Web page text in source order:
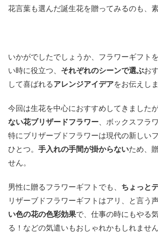
花言葉も選んだ誕生花を贈ってみるのも、
いかがでしたでしょうか、フラワーギフト
い時に役立つ、 それぞれのシーンで選ぶお
して喜ばれるアレンジアイデアをお伝えし
今回は生花を中心におすすめしてきました
ない花ブリザードフラワー 、ボックスフラ
特にブリザーブドフラワーは現代の新しい
ひとつ。 手入れの手間が掛からないため、
せん。
男性に贈るフラワーギフトでも、 ちょっと
リザーブドフラワーギフトはアリ、と言う
い色の花の色彩効果で、仕事の時にもやる
る！などの気遣いもおしゃれかもしれません